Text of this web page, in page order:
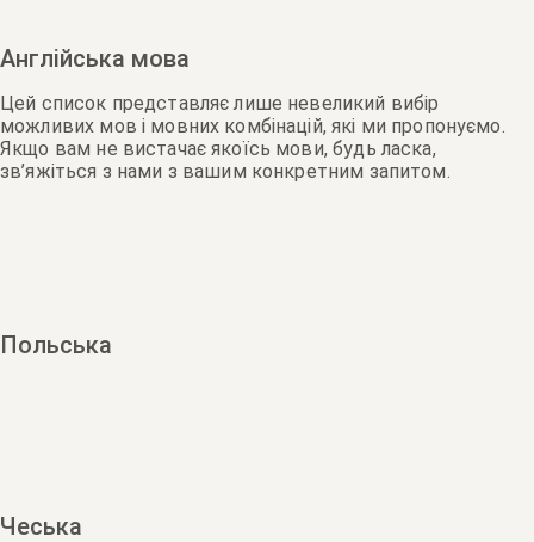
Англійська мова
Цей список представляє лише невеликий вибір
можливих мов і мовних комбінацій, які ми пропонуємо.
Якщо вам не вистачає якоїсь мови, будь ласка,
зв’яжіться з нами з вашим конкретним запитом.
Польська
Чеська